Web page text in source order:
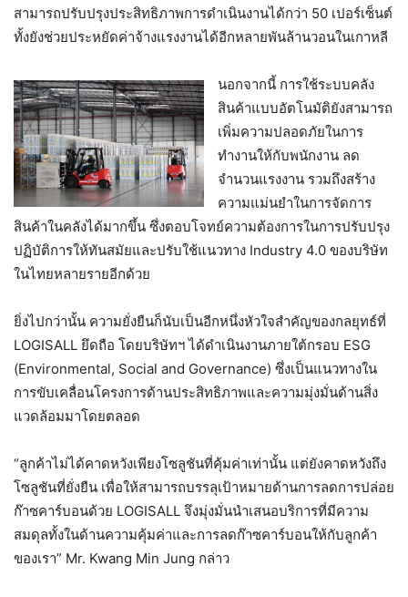
สามารถปรับปรุงประสิทธิภาพการดำเนินงานได้กว่า 50 เปอร์เซ็นต์
ทั้งยังช่วยประหยัดค่าจ้างแรงงานได้อีกหลายพันล้านวอนในเกาหลี
นอกจากนี้ การใช้ระบบคลัง
สินค้าแบบอัตโนมัติยังสามารถ
เพิ่มความปลอดภัยในการ
ทำงานให้กับพนักงาน ลด
จำนวนแรงงาน รวมถึงสร้าง
ความแม่นยำในการจัดการ
สินค้าในคลังได้มากขึ้น ซึ่งตอบโจทย์ความต้องการในการปรับปรุง
ปฏิบัติการให้ทันสมัยและปรับใช้แนวทาง Industry 4.0 ของบริษัท
ในไทยหลายรายอีกด้วย
ยิ่งไปกว่านั้น ความยั่งยืนก็นับเป็นอีกหนึ่งหัวใจสำคัญของกลยุทธ์ที่
LOGISALL ยึดถือ โดยบริษัทฯ ได้ดำเนินงานภายใต้กรอบ ESG
(Environmental, Social and Governance) ซึ่งเป็นแนวทางใน
การขับเคลื่อนโครงการด้านประสิทธิภาพและความมุ่งมั่นด้านสิ่ง
แวดล้อมมาโดยตลอด
“ลูกค้าไม่ได้คาดหวังเพียงโซลูชันที่คุ้มค่าเท่านั้น แต่ยังคาดหวังถึง
โซลูชันที่ยั่งยืน เพื่อให้สามารถบรรลุเป้าหมายด้านการลดการปล่อย
ก๊าซคาร์บอนด้วย LOGISALL จึงมุ่งมั่นนำเสนอบริการที่มีความ
สมดุลทั้งในด้านความคุ้มค่าและการลดก๊าซคาร์บอนให้กับลูกค้า
ของเรา” Mr. Kwang Min Jung กล่าว